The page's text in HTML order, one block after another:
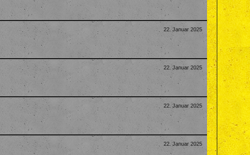
22. Januar 2025
22. Januar 2025
22. Januar 2025
22. Januar 2025